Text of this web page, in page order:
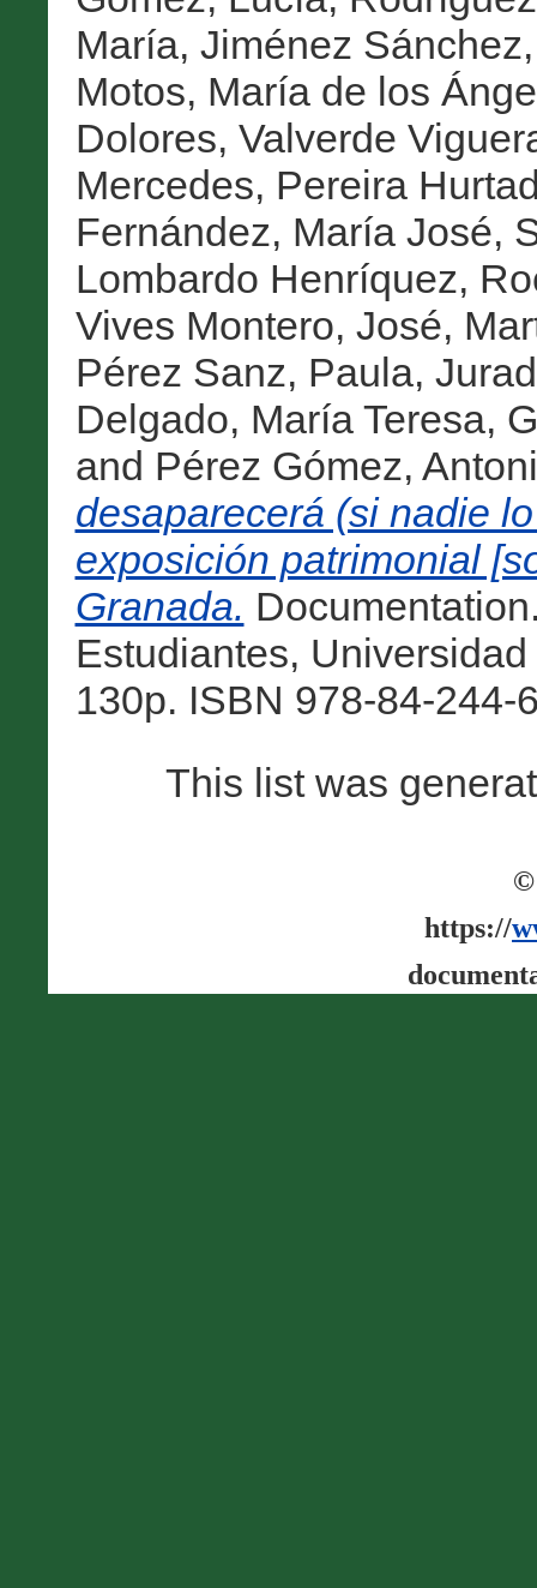
María, Jiménez
Motos, María de los
Dolores, Valverde
Mercedes, Pereira
Fernández, María José,
Lombardo Henríquez,
Vives Montero, José,
Pérez Sanz, Paula,
Delgado, María Teresa,
and Pérez Gómez,
desaparecerá (si nadie
exposición patrimonial
Granada.
Estudiantes,
130p. ISBN 978-84-244-
This list was
©
https://